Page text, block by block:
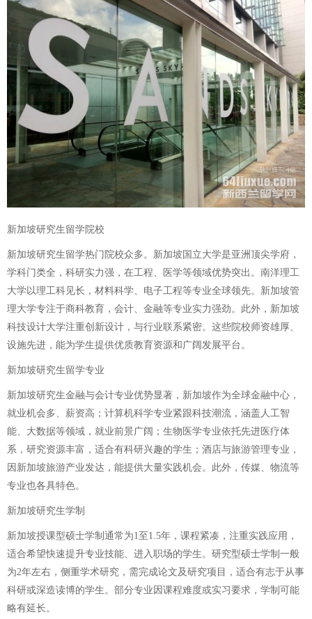
新加坡研究生留学院校
新加坡研究生留学热门院校众多。新加坡国立大学是亚洲顶尖学府，
学科门类全，科研实力强，在工程、医学等领域优势突出。南洋理工
大学以理工科见长，材料科学、电子工程等专业全球领先。新加坡管
理大学专注于商科教育，会计、金融等专业实力强劲。此外，新加坡
科技设计大学注重创新设计，与行业联系紧密。这些院校师资雄厚、
设施先进，能为学生提供优质教育资源和广阔发展平台。
新加坡研究生留学专业
新加坡研究生金融与会计专业优势显著，新加坡作为全球金融中心，
就业机会多、薪资高；计算机科学专业紧跟科技潮流，涵盖人工智
能、大数据等领域，就业前景广阔；生物医学专业依托先进医疗体
系，研究资源丰富，适合有科研兴趣的学生；酒店与旅游管理专业，
因新加坡旅游产业发达，能提供大量实践机会。此外，传媒、物流等
专业也各具特色。
新加坡研究生学制
新加坡授课型硕士学制通常为1至1.5年，课程紧凑，注重实践应用，
适合希望快速提升专业技能、进入职场的学生。研究型硕士学制一般
为2年左右，侧重学术研究，需完成论文及研究项目，适合有志于从事
科研或深造读博的学生。部分专业因课程难度或实习要求，学制可能
略有延长。